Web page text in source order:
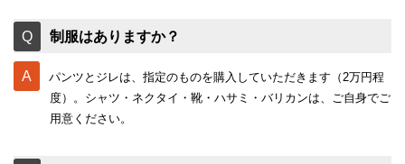
制服はありますか？
パンツとジレは、指定のものを購入していただきます（2万円程
度）。シャツ・ネクタイ・靴・ハサミ・バリカンは、ご自身でご
用意ください。